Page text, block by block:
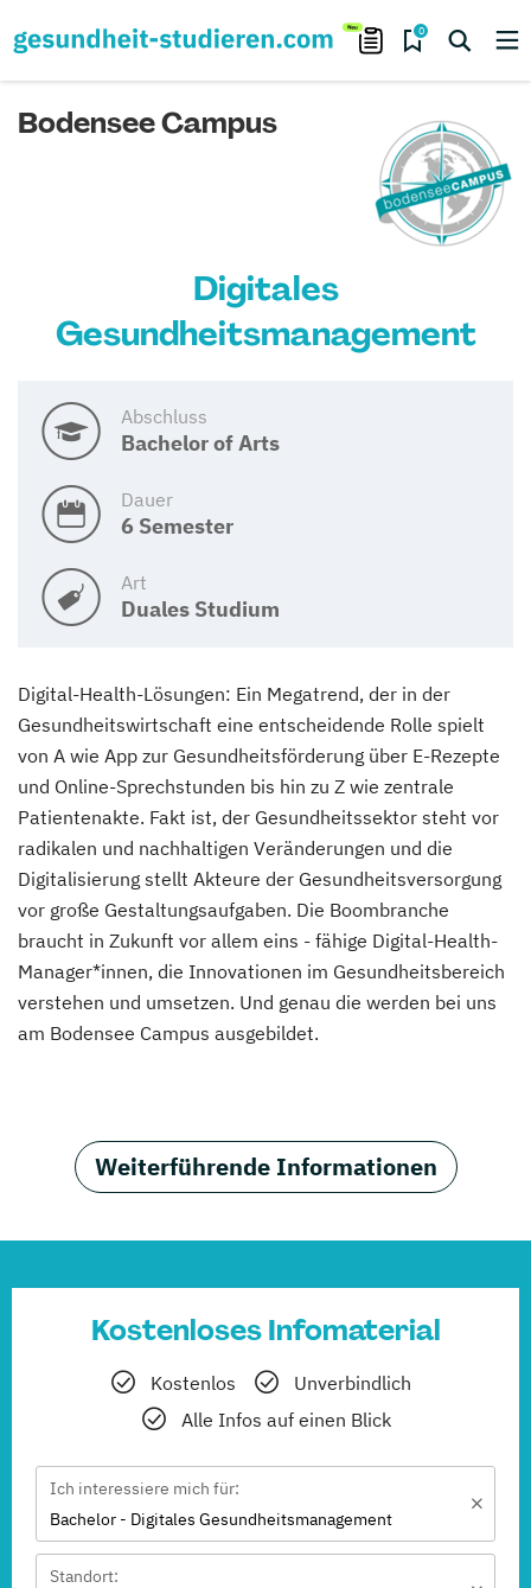
0
Bodensee Campus
Digitales
Gesundheitsmanagement
Abschluss
Bachelor of Arts
Dauer
6 Semester
Art
Duales Studium
Digital-Health-Lösungen: Ein Megatrend, der in der
Gesundheitswirtschaft eine entscheidende Rolle spielt
von A wie App zur Gesundheitsförderung über E-Rezepte
und Online-Sprechstunden bis hin zu Z wie zentrale
Patientenakte. Fakt ist, der Gesundheitssektor steht vor
radikalen und nachhaltigen Veränderungen und die
Digitalisierung stellt Akteure der Gesundheitsversorgung
vor große Gestaltungsaufgaben. Die Boombranche
braucht in Zukunft vor allem eins - fähige Digital-Health-
Manager*innen, die Innovationen im Gesundheitsbereich
verstehen und umsetzen. Und genau die werden bei uns
am Bodensee Campus ausgebildet.
Weiterführende Informationen
Kostenloses Infomaterial
Kostenlos
Unverbindlich
Alle Infos auf einen Blick
Ich interessiere mich für:
Bachelor - Digitales Gesundheitsmanagement
Standort: